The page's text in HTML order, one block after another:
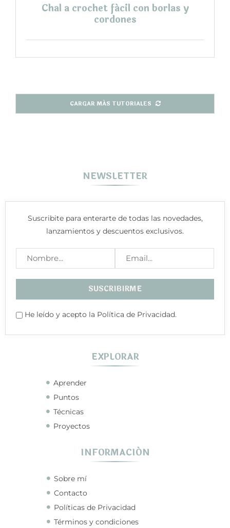
Chal a crochet fácil con borlas y
cordones
CARGAR MÁS TUTORIALES
NEWSLETTER
Suscribite para enterarte de todas las novedades,
lanzamientos y descuentos exclusivos.
He leído y acepto la Política de Privacidad.
EXPLORAR
Aprender
Puntos
Técnicas
Proyectos
INFORMACIÓN
Sobre mí
Contacto
Políticas de Privacidad
Términos y condiciones